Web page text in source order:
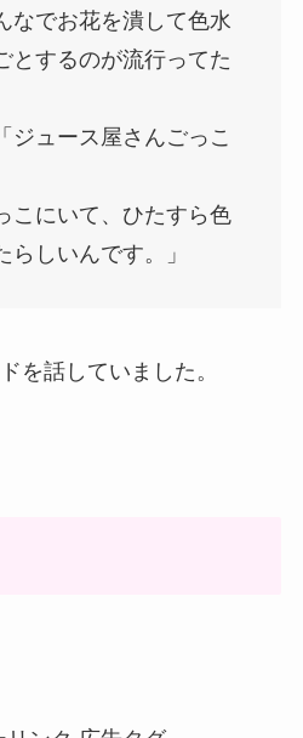
なでお花を潰して色水
とするのが流行ってた
ジュース屋さんごっこ
こにいて、ひたすら色
しいんです。」
を話していました。